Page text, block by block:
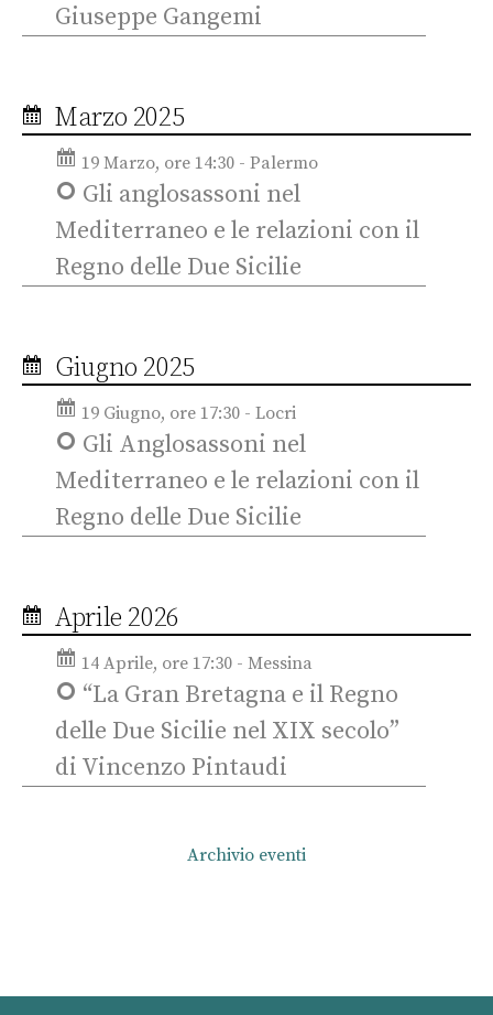
Giuseppe Gangemi
Marzo 2025
19 Marzo, ore 14:30 - Palermo
Gli anglosassoni nel
Mediterraneo e le relazioni con il
Regno delle Due Sicilie
Giugno 2025
19 Giugno, ore 17:30 - Locri
Gli Anglosassoni nel
Mediterraneo e le relazioni con il
Regno delle Due Sicilie
Aprile 2026
14 Aprile, ore 17:30 - Messina
“La Gran Bretagna e il Regno
delle Due Sicilie nel XIX secolo”
di Vincenzo Pintaudi
Archivio eventi